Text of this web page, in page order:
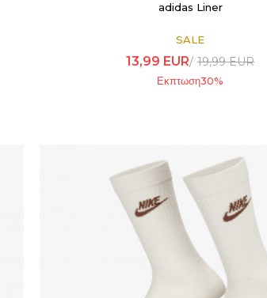
adidas Liner
SALE
13,99 EUR 19,99EUR
Εκπτωση30%